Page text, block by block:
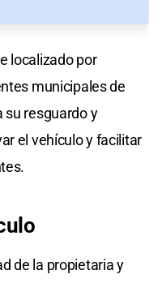
localizado por
municipales de
su resguardo y
el vehículo y facilitar
de la propietaria y